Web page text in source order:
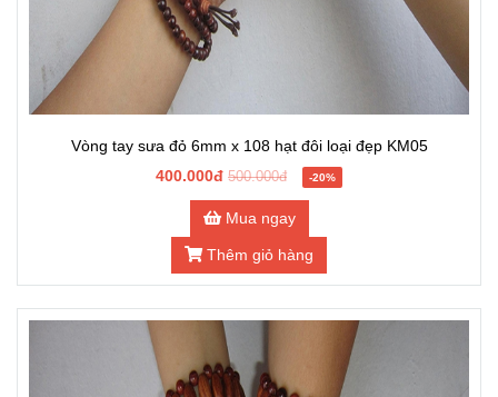
Vòng tay sưa đỏ 6mm x 108 hạt đôi loại đẹp KM05
400.000đ 500.000đ -20%
Mua ngay
Thêm giỏ hàng